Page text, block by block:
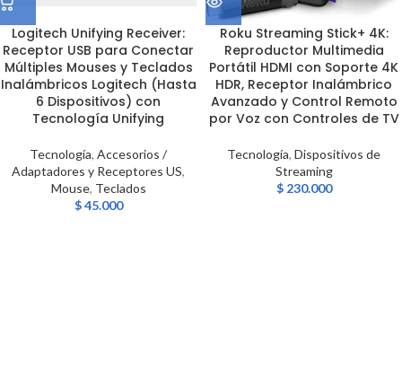
Logitech Unifying Receiver:
Receptor USB para Conectar
Múltiples Mouses y Teclados
Inalámbricos Logitech (Hasta
6 Dispositivos) con
Tecnología Unifying
Tecnología, Accesorios /
Adaptadores y Receptores US,
Mouse, Teclados
$45.000
Roku Streaming Stick+ 4K:
Reproductor Multimedia
Portátil HDMI con Soporte 4K
HDR, Receptor Inalámbrico
Avanzado y Control Remoto
por Voz con Controles de TV
Tecnología, Dispositivos de
Streaming
$230.000